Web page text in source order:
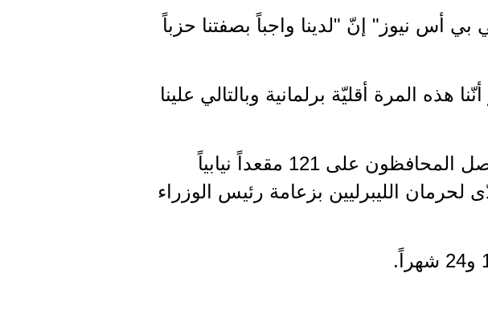
أس نيوز" إنّ "لدينا واجباً بصفتنا حزباً
هذه المرة أقليّة برلمانية وبالتالي علينا
وفي الانتخابات التي جرت في 21 تشرين الأول/أكتوبر حصل المحافظون على 121 مقعداً نيابياً
أدّى لحرمان الليبرليين بزعامة رئيس الوزراء